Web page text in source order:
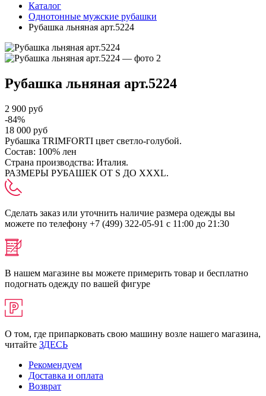
Каталог
Однотонные мужские рубашки
Рубашка льняная арт.5224
Рубашка льняная арт.5224
2 900 руб
-84%
18 000 руб
Рубашка TRIMFORTI цвет светло-голубой.
Состав: 100% лен
Страна производства: Италия.
РАЗМЕРЫ РУБАШЕК ОТ S ДО XXXL.
Сделать заказ или уточнить наличие размера одежды вы
можете по телефону +7 (499) 322-05-91 с 11:00 до 21:30
В нашем магазине вы можете примерить товар и бесплатно
подогнать одежду по вашей фигуре
О том, где припарковать свою машину возле нашего магазина,
читайте ЗДЕСЬ
Рекомендуем
Доставка и оплата
Возврат